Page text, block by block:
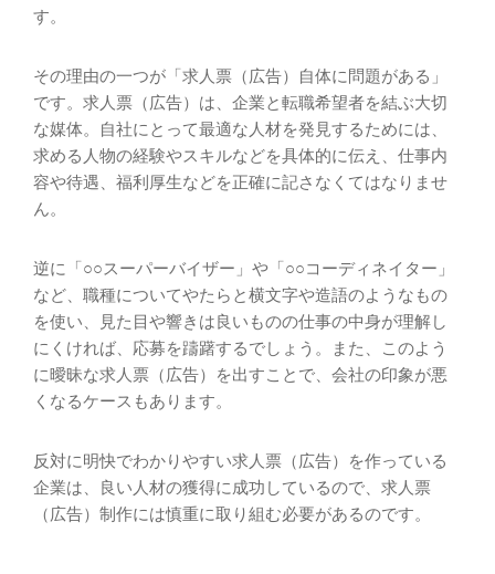
す。
その理由の一つが「求人票（広告）自体に問題がある」
です。求人票（広告）は、企業と転職希望者を結ぶ大切
な媒体。自社にとって最適な人材を発見するためには、
求める人物の経験やスキルなどを具体的に伝え、仕事内
容や待遇、福利厚生などを正確に記さなくてはなりませ
ん。
逆に「○○スーパーバイザー」や「○○コーディネイター」
など、職種についてやたらと横文字や造語のようなもの
を使い、見た目や響きは良いものの仕事の中身が理解し
にくければ、応募を躊躇するでしょう。また、このよう
に曖昧な求人票（広告）を出すことで、会社の印象が悪
くなるケースもあります。
反対に明快でわかりやすい求人票（広告）を作っている
企業は、良い人材の獲得に成功しているので、求人票
（広告）制作には慎重に取り組む必要があるのです。